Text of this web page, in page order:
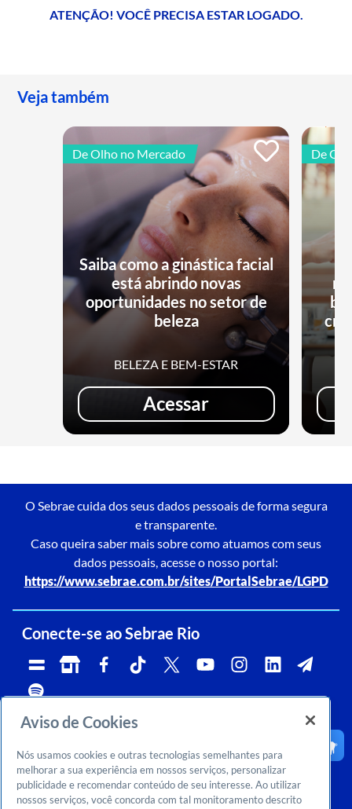
ATENÇÃO! VOCÊ PRECISA ESTAR LOGADO.
Veja também
De Olho no Mercado
Saiba como a ginástica facial
está abrindo novas
oportunidades no setor de
beleza
BELEZA E BEM-ESTAR
Acessar
De
O Sebrae cuida dos seus dados pessoais de forma segura
e transparente.
Caso queira saber mais sobre como atuamos com seus
dados pessoais, acesse o nosso portal:
https://www.sebrae.com.br/sites/PortalSebrae/LGPD
Conecte-se ao Sebrae Rio
Telefone:
0800 570 0800
Whatsapp e Telegram:
(21)96576-7825
Ouvidoria:
CNPJ:
29.737.103/0001-10
Email:
falesebraerio@rj.sebrae.com.br
Sebrae Inteligência de Mercado
Aviso de Cookies
Nós usamos cookies e outras tecnologias semelhantes para
melhorar a sua experiência em nossos serviços, personalizar
publicidade e recomendar conteúdo de seu interesse. Ao utilizar
nossos serviços, você concorda com tal monitoramento descrito